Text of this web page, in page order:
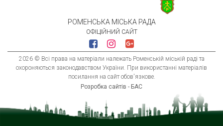
РОМЕНСЬКА МІСЬКА РАДА
ОФІЦІЙНИЙ САЙТ
2026 © Всі права на матеріали належать Роменській міській раді та
охороняються законодавством України. При використанні матеріалів
посилання на сайт обов'язкове.
Розробка сайтів - БАС